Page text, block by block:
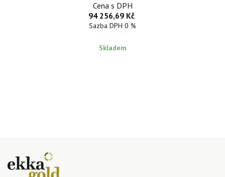
Cena s DPH
94 256,69 Kč
Sazba DPH 0 %
Skladem